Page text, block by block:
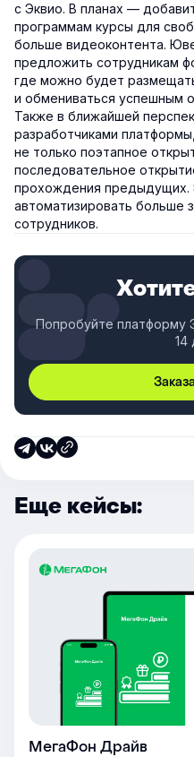
с Эквио. В планах —
программам курсы для
больше видеоконтента.
предложить сотрудникам
где можно будет
и обмениваться успешным
Также в ближайшей
разработчиками
не только поэтапное
последовательное
прохождения предыдущих.
автоматизировать больше
сотрудников.
Попробуйте платформу
14
Еще кейсы:
МегаФон Драйв